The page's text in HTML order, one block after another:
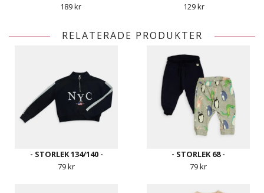
189 kr 129 kr
RELATERADE PRODUKTER
- STORLEK 134/140 -
79 kr
- STORLEK 68 -
79 kr